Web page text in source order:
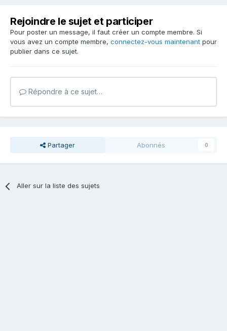
Rejoindre le sujet et participer
Pour poster un message, il faut créer un compte membre. Si
vous avez un compte membre, connectez-vous maintenant pour
publier dans ce sujet.
Répondre à ce sujet…
Partager Abonnés 0
Aller sur la liste des sujets